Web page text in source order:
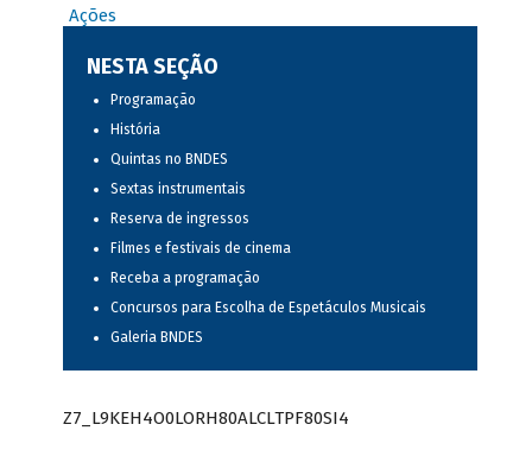
Ações
NESTA SEÇÃO
Programação
História
Quintas no BNDES
Sextas instrumentais
Reserva de ingressos
Filmes e festivais de cinema
Receba a programação
Concursos para Escolha de Espetáculos Musicais
Galeria BNDES
Z7_L9KEH4O0LORH80ALCLTPF80SI4